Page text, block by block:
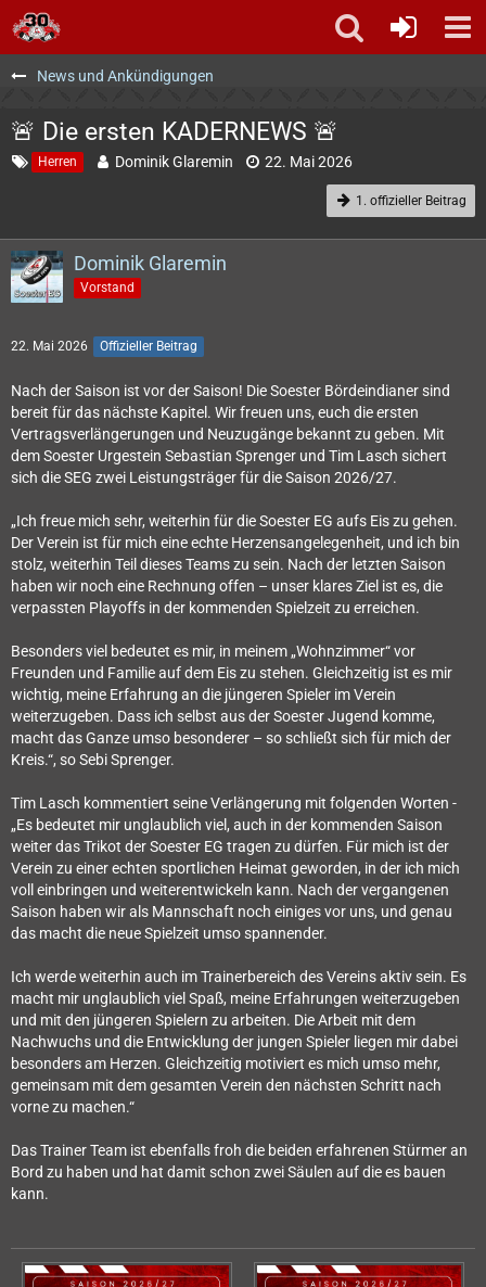
News und Ankündigungen
🚨 Die ersten KADERNEWS 🚨
Herren Dominik Glaremin 22. Mai 2026
1. offizieller Beitrag
Dominik Glaremin
Vorstand
22. Mai 2026 Offizieller Beitrag
Nach der Saison ist vor der Saison! Die Soester Bördeindianer sind
bereit für das nächste Kapitel. Wir freuen uns, euch die ersten
Vertragsverlängerungen und Neuzugänge bekannt zu geben. Mit
dem Soester Urgestein Sebastian Sprenger und Tim Lasch sichert
sich die SEG zwei Leistungsträger für die Saison 2026/27.
„Ich freue mich sehr, weiterhin für die Soester EG aufs Eis zu gehen.
Der Verein ist für mich eine echte Herzensangelegenheit, und ich bin
stolz, weiterhin Teil dieses Teams zu sein. Nach der letzten Saison
haben wir noch eine Rechnung offen – unser klares Ziel ist es, die
verpassten Playoffs in der kommenden Spielzeit zu erreichen.
Besonders viel bedeutet es mir, in meinem „Wohnzimmer“ vor
Freunden und Familie auf dem Eis zu stehen. Gleichzeitig ist es mir
wichtig, meine Erfahrung an die jüngeren Spieler im Verein
weiterzugeben. Dass ich selbst aus der Soester Jugend komme,
macht das Ganze umso besonderer – so schließt sich für mich der
Kreis.“, so Sebi Sprenger.
Tim Lasch kommentiert seine Verlängerung mit folgenden Worten -
„Es bedeutet mir unglaublich viel, auch in der kommenden Saison
weiter das Trikot der Soester EG tragen zu dürfen. Für mich ist der
Verein zu einer echten sportlichen Heimat geworden, in der ich mich
voll einbringen und weiterentwickeln kann. Nach der vergangenen
Saison haben wir als Mannschaft noch einiges vor uns, und genau
das macht die neue Spielzeit umso spannender.
Ich werde weiterhin auch im Trainerbereich des Vereins aktiv sein. Es
macht mir unglaublich viel Spaß, meine Erfahrungen weiterzugeben
und mit den jüngeren Spielern zu arbeiten. Die Arbeit mit dem
Nachwuchs und die Entwicklung der jungen Spieler liegen mir dabei
besonders am Herzen. Gleichzeitig motiviert es mich umso mehr,
gemeinsam mit dem gesamten Verein den nächsten Schritt nach
vorne zu machen.“
Das Trainer Team ist ebenfalls froh die beiden erfahrenen Stürmer an
Bord zu haben und hat damit schon zwei Säulen auf die es bauen
kann.